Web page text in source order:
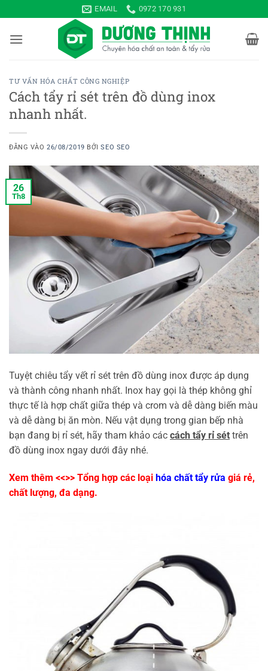
qua
nội
EMAIL 0972 170 931
TƯ VẤN HÓA CHẤT CÔNG NGHIỆP
Cách tẩy rỉ sét trên đồ dùng inox
nhanh nhất.
ĐĂNG VÀO26/08/2019 BỞISEO SEO
26
Th8
Tuyệt chiêu tẩy vết rỉ sét trên đồ dùng inox được áp dụng
và thành công nhanh nhất. Inox hay gọi là thép không ghỉ
thực tế là hợp chất giữa thép và crom và dễ dàng biến màu
và dễ dàng bị ăn mòn. Nếu vật dụng trong gian bếp nhà
bạn đang bị rỉ sét, hãy tham khảo các cách tẩy rỉ sét trên
đồ dùng inox ngay dưới đây nhé.
Xem thêm <<>> Tổng hợp các loại hóa chất tẩy rửa giá rẻ,
chất lượng, đa dạng.